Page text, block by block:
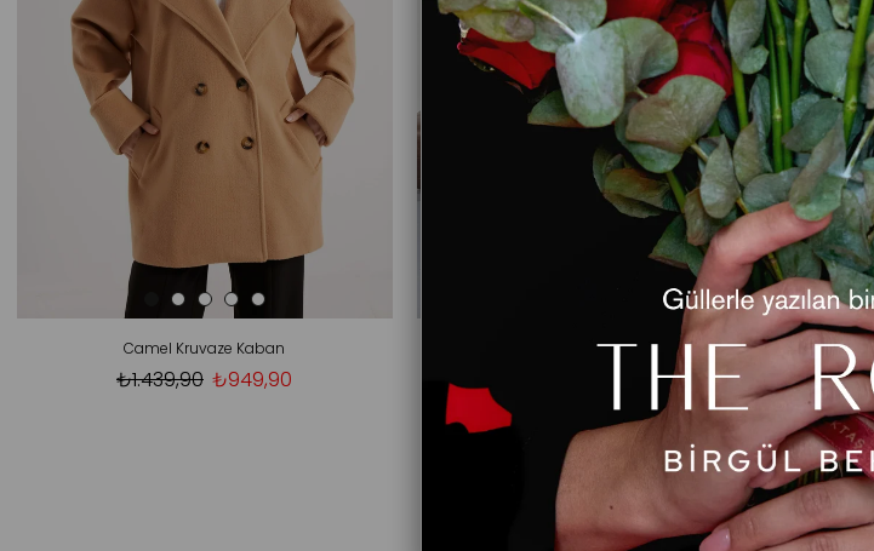
Camel Kruvaze Kaban
₺949,90
₺1.439,90
1
Siyah Olivia Kaşe Kaban
1